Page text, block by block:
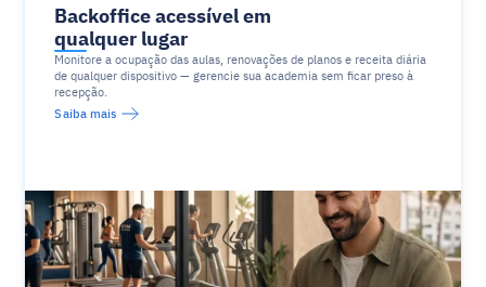
Backoffice acessível em
qualquer lugar
Monitore a ocupação das aulas, renovações de planos e receita diária
de qualquer dispositivo — gerencie sua academia sem ficar preso à
recepção.
Saiba mais